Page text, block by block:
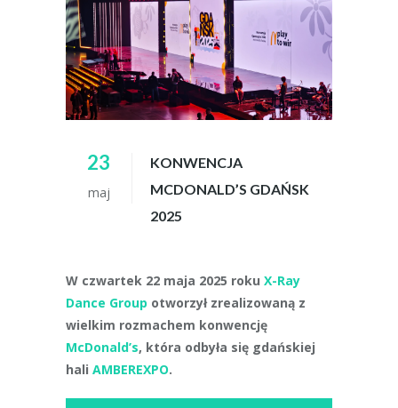
23
maj
KONWENCJA
MCDONALD’S GDAŃSK
2025
W czwartek 22 maja 2025 roku X-Ray
Dance Group otworzył zrealizowaną z
wielkim rozmachem konwencję
McDonald’s, która odbyła się gdańskiej
hali AMBEREXPO.